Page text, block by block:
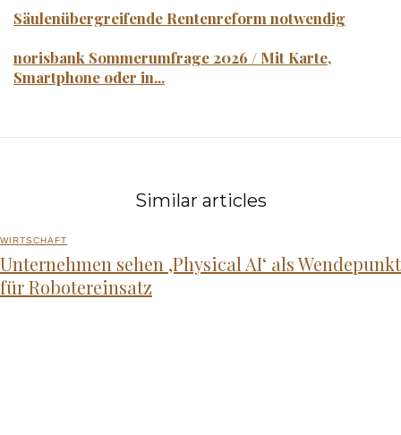
Säulenübergreifende Rentenreform notwendig
norisbank Sommerumfrage 2026 / Mit Karte,
Smartphone oder in...
Similar articles
WIRTSCHAFT
Unternehmen sehen ‚Physical AI‘ als Wendepunkt
für Robotereinsatz